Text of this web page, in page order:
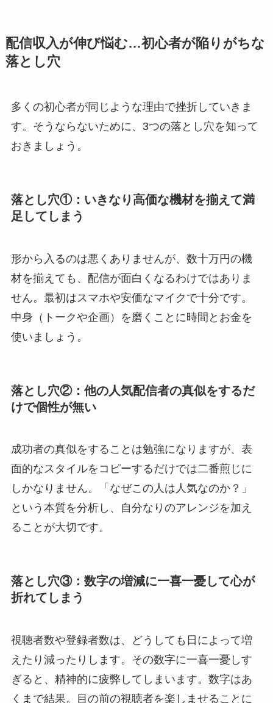
配信収入が伸び悩む…初心者が陥りがちな
落とし穴
多くの初心者が同じような理由で挫折していきま
す。そうならないために、3つの落とし穴を知って
おきましょう。
落とし穴①：いきなり高価な機材を揃えて満
足してしまう
形から入るのは悪くありませんが、数十万円の機
材を揃えても、配信が面白くなるわけではありま
せん。最初はスマホや安価なマイクで十分です。
中身（トークや企画）を磨くことに時間とお金を
使いましょう。
落とし穴②：他の人気配信者の真似をするだ
けで個性が無い
成功者の真似をすることは勉強になりますが、表
面的なスタイルをコピーするだけでは二番煎じに
しかなりません。「なぜこの人は人気なのか？」
という本質を分析し、自分なりのアレンジを加え
ることが大切です。
落とし穴③：数字の増減に一喜一憂して心が
折れてしまう
視聴者数や登録者数は、どうしても日によって増
えたり減ったりします。その数字に一喜一憂しす
ぎると、精神的に疲弊してしまいます。数字はあ
くまで結果。目の前の視聴者を楽しませることに